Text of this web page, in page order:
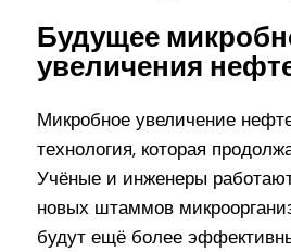
Будущее
увеличения
Микробное увеличение
технология, которая
Учёные и инженеры
новых штаммов
будут ещё более